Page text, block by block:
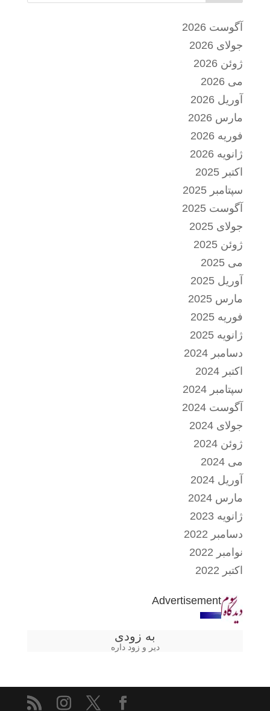
آگوست 2026
جولای 2026
ژوئن 2026
می 2026
آوریل 2026
مارس 2026
فوریه 2026
ژانویه 2026
اکتبر 2025
سپتامبر 2025
آگوست 2025
جولای 2025
ژوئن 2025
می 2025
آوریل 2025
مارس 2025
فوریه 2025
ژانویه 2025
دسامبر 2024
اکتبر 2024
سپتامبر 2024
آگوست 2024
جولای 2024
ژوئن 2024
می 2024
آوریل 2024
مارس 2024
ژانویه 2023
دسامبر 2022
نوامبر 2022
اکتبر 2022
Advertisement
به زودی
دیر و زود داره